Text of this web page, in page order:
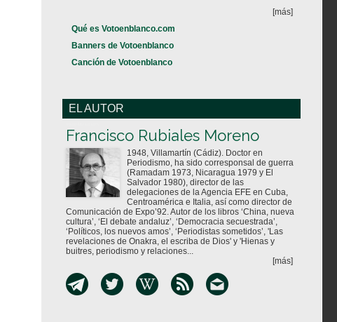
[más]
Qué es Votoenblanco.com
Banners de Votoenblanco
Canción de Votoenblanco
EL AUTOR
Francisco Rubiales Moreno
1948, Villamartín (Cádiz). Doctor en
Periodismo, ha sido corresponsal de guerra
(Ramadam 1973, Nicaragua 1979 y El
Salvador 1980), director de las
delegaciones de la Agencia EFE en Cuba,
Centroamérica e Italia, así como director de
Comunicación de Expo’92. Autor de los libros ‘China, nueva
cultura’, ‘El debate andaluz’, ‘Democracia secuestrada’,
‘Políticos, los nuevos amos’, ‘Periodistas sometidos’, 'Las
revelaciones de Onakra, el escriba de Dios' y 'Hienas y
buitres, periodismo y relaciones...
[más]